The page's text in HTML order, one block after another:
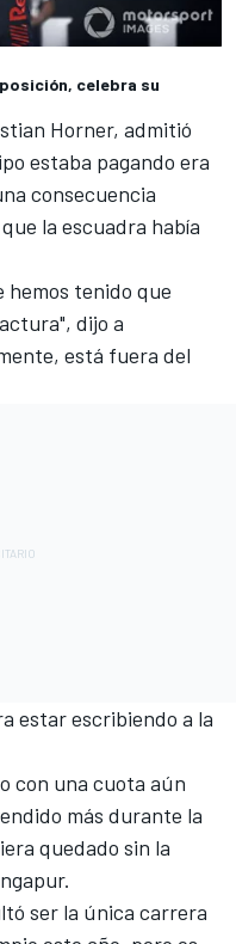
posición, celebra su
Horner, admitió
estaba pagando era
consecuencia
la escuadra había
hemos tenido que
dijo a
está fuera del
estar escribiendo a la
con una cuota aún
más durante la
quedado sin la
ser la única carrera